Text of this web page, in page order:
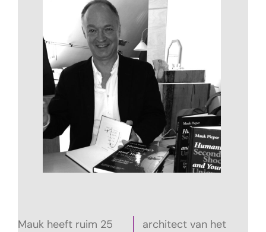
Mauk heeft ruim 25
architect van het